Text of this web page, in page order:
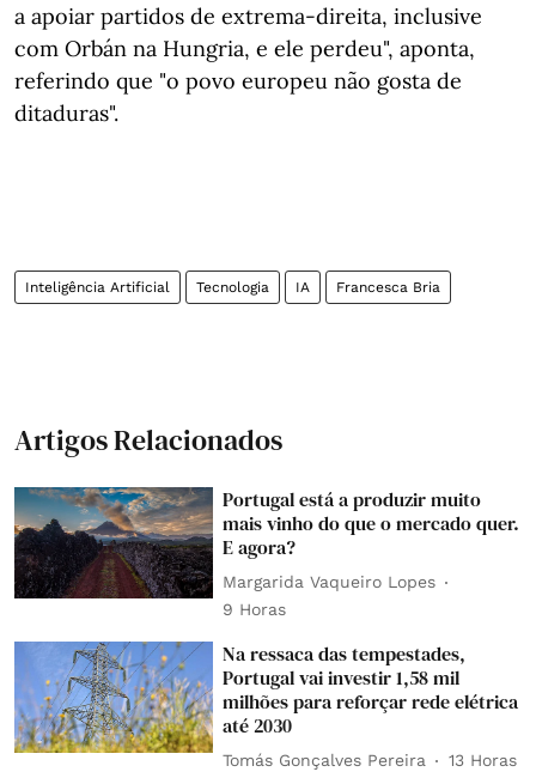
a apoiar partidos de extrema-direita, inclusive
com Orbán na Hungria, e ele perdeu", aponta,
referindo que "o povo europeu não gosta de
ditaduras".
Inteligência Artificial Tecnologia IA Francesca Bria
Artigos Relacionados
Portugal está a produzir muito
mais vinho do que o mercado quer.
E agora?
Margarida Vaqueiro Lopes
9 Horas
Na ressaca das tempestades,
Portugal vai investir 1,58 mil
milhões para reforçar rede elétrica
até 2030
Tomás Gonçalves Pereira 13 Horas